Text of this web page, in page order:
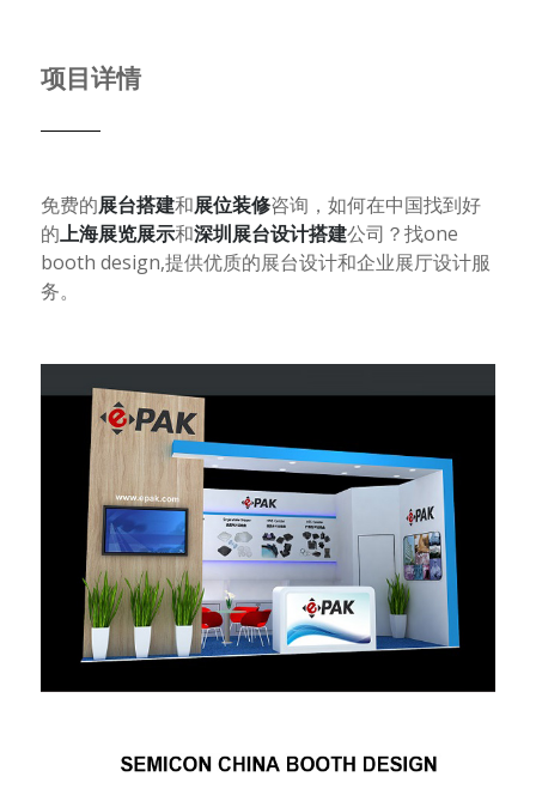
项目详情
免费的展台搭建和展位装修咨询，如何在中国找到好
的上海展览展示和深圳展台设计搭建公司？找one
booth design,提供优质的展台设计和企业展厅设计服
务。